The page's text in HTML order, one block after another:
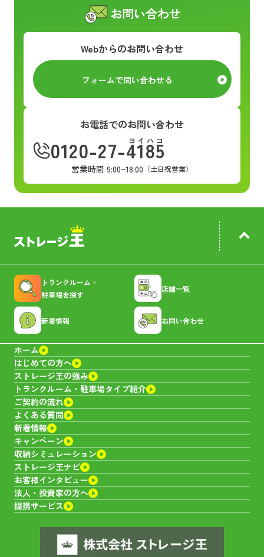
お問い合わせ
Webからのお問い合わせ
フォームで問い合わせる
お電話でのお問い合わせ
0120-27-4185
ヨイハコ
営業時間 9:00~18:00 （土日祝営業）
トランクルーム・
駐車場を探す
店舗一覧
新着情報 お問い合わせ
ホーム
はじめての方へ
ストレージ王の強み
トランクルーム・ 駐車場タイプ紹介
ご契約の流れ
よくある質問
新着情報
キャンペーン
収納シミュレーション
ストレージ王ナビ
お客様インタビュー
法人・投資家の方へ
提携サービス